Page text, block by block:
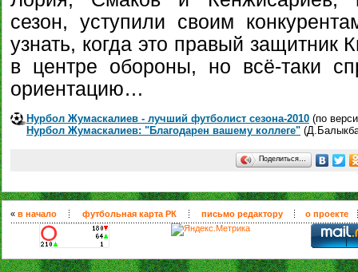
сезон, уступили своим
узнать, когда это правый
в центре обороны, но всё-таки
ориентацию…
Нурбол Жумаскалиев - лучший футболист сезона-2010 (по
Нурбол Жумаскалиев: "Благодарен вашему коллеге"
Поделиться…
« в начало футбольная карта РК письмо редактору о проекте